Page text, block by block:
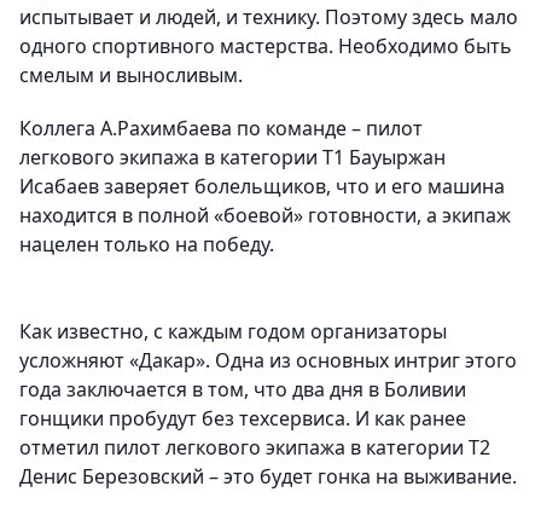
испытывает и людей, и технику. Поэтому здесь мало
одного спортивного мастерства. Необходимо быть
смелым и выносливым.
Коллега А.Рахимбаева по команде – пилот
легкового экипажа в категории Т1 Бауыржан
Исабаев заверяет болельщиков, что и его машина
находится в полной «боевой» готовности, а экипаж
нацелен только на победу.
Как известно, с каждым годом организаторы
усложняют «Дакар». Одна из основных интриг этого
года заключается в том, что два дня в Боливии
гонщики пробудут без техсервиса. И как ранее
отметил пилот легкового экипажа в категории Т2
Денис Березовский – это будет гонка на выживание.